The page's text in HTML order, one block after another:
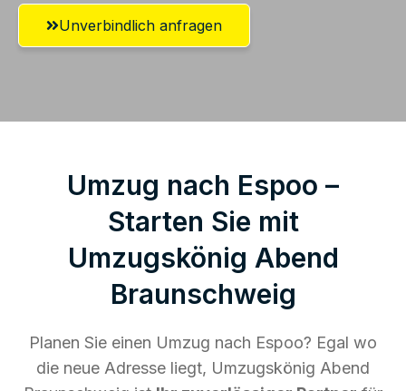
Unverbindlich anfragen
Umzug nach Espoo –
Starten Sie mit
Umzugskönig Abend
Braunschweig
Planen Sie einen Umzug nach Espoo? Egal wo
die neue Adresse liegt, Umzugskönig Abend